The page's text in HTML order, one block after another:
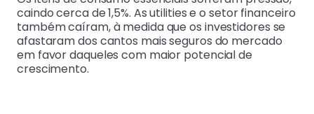
caindo cerca de 1,5%. As utilities e o setor financeiro
também caíram, à medida que os investidores se
afastaram dos cantos mais seguros do mercado
em favor daqueles com maior potencial de
crescimento.